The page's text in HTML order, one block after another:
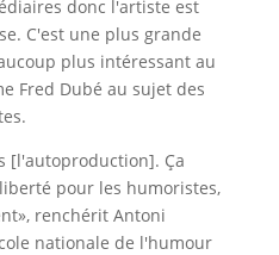
donc l'artiste est
C'est une plus grande
plus intéressant au
Fred Dubé au sujet des
[l'autoproduction]. Ça
pour les humoristes,
renchérit Antoni
nationale de l'humour